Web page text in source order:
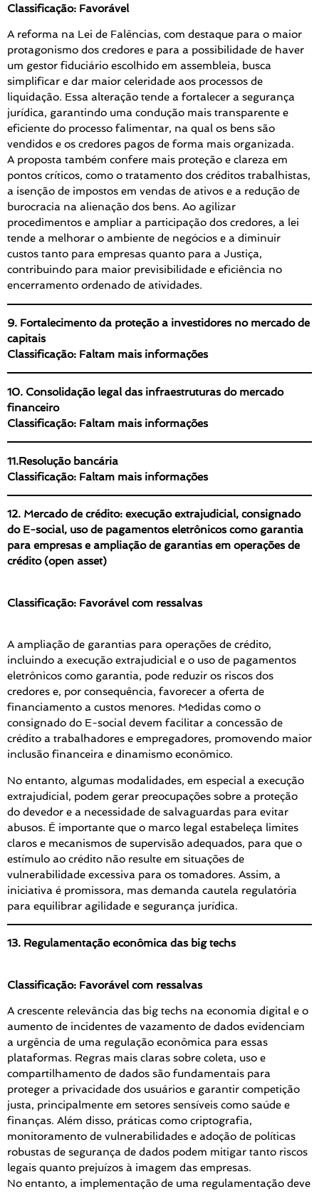
Classificação: Favorável
A reforma na Lei de Falências, com destaque para o maior
protagonismo dos credores e para a possibilidade de haver
um gestor fiduciário escolhido em assembleia, busca
simplificar e dar maior celeridade aos processos de
liquidação. Essa alteração tende a fortalecer a segurança
jurídica, garantindo uma condução mais transparente e
eficiente do processo falimentar, na qual os bens são
vendidos e os credores pagos de forma mais organizada.
A proposta também confere mais proteção e clareza em
pontos críticos, como o tratamento dos créditos trabalhistas,
a isenção de impostos em vendas de ativos e a redução de
burocracia na alienação dos bens. Ao agilizar
procedimentos e ampliar a participação dos credores, a lei
tende a melhorar o ambiente de negócios e a diminuir
custos tanto para empresas quanto para a Justiça,
contribuindo para maior previsibilidade e eficiência no
encerramento ordenado de atividades.
9. Fortalecimento da proteção a investidores no mercado de
capitais
Classificação: Faltam mais informações
10. Consolidação legal das infraestruturas do mercado
financeiro
Classificação: Faltam mais informações
11.Resolução bancária
Classificação: Faltam mais informações
12. Mercado de crédito: execução extrajudicial, consignado
do E-social, uso de pagamentos eletrônicos como garantia
para empresas e ampliação de garantias em operações de
crédito (open asset)
Classificação: Favorável com ressalvas
A ampliação de garantias para operações de crédito,
incluindo a execução extrajudicial e o uso de pagamentos
eletrônicos como garantia, pode reduzir os riscos dos
credores e, por consequência, favorecer a oferta de
financiamento a custos menores. Medidas como o
consignado do E-social devem facilitar a concessão de
crédito a trabalhadores e empregadores, promovendo maior
inclusão financeira e dinamismo econômico.
No entanto, algumas modalidades, em especial a execução
extrajudicial, podem gerar preocupações sobre a proteção
do devedor e a necessidade de salvaguardas para evitar
abusos. É importante que o marco legal estabeleça limites
claros e mecanismos de supervisão adequados, para que o
estímulo ao crédito não resulte em situações de
vulnerabilidade excessiva para os tomadores. Assim, a
iniciativa é promissora, mas demanda cautela regulatória
para equilibrar agilidade e segurança jurídica.
13. Regulamentação econômica das big techs
Classificação: Favorável com ressalvas
A crescente relevância das big techs na economia digital e o
aumento de incidentes de vazamento de dados evidenciam
a urgência de uma regulação econômica para essas
plataformas. Regras mais claras sobre coleta, uso e
compartilhamento de dados são fundamentais para
proteger a privacidade dos usuários e garantir competição
justa, principalmente em setores sensíveis como saúde e
finanças. Além disso, práticas como criptografia,
monitoramento de vulnerabilidades e adoção de políticas
robustas de segurança de dados podem mitigar tanto riscos
legais quanto prejuízos à imagem das empresas.
No entanto, a implementação de uma regulamentação deve